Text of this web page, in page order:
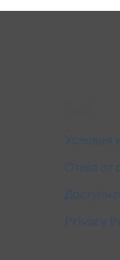
Условия
Отказ от
Privacy